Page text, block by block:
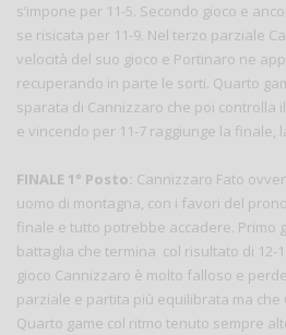
s’impone per 11-5. Secondo gioco e
se risicata per 11-9. Nel terzo parziale
velocità del suo gioco e Portinaro ne
recuperando in parte le sorti. Quarto
sparata di Cannizzaro che poi controlla
e vincendo per 11-7 raggiunge la finale,
FINALE 1° Posto: Cannizzaro Fato
uomo di montagna, con i favori del
finale e tutto potrebbe accadere. Primo
battaglia che termina col risultato di 12-
gioco Cannizzaro è molto falloso e
parziale e partita più equilibrata ma che
Quarto game col ritmo tenuto sempre